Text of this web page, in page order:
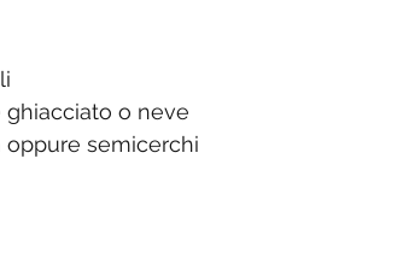
o neve
oppure semicerchi